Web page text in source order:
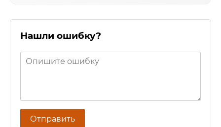
Нашли ошибку?
Отправить